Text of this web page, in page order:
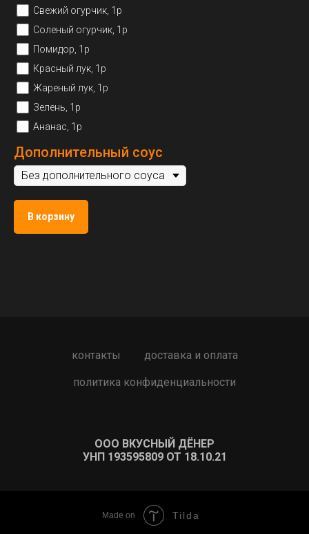
Свежий огурчик, 1р
Соленый огурчик, 1р
Помидор, 1р
Красный лук, 1р
Жареный лук, 1р
Зелень, 1р
Ананас, 1р
Дополнительный соус
В корзину
контакты доставка и оплата
политика конфиденциальности
ООО ВКУСНЫЙ ДЁНЕР
УНП 193595809 ОТ 18.10.21
Made on Tilda